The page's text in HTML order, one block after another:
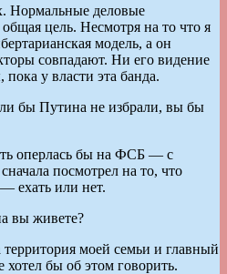
Нормальные деловые
цель. Несмотря на то что я
модель, а он
совпадают. Ни его видение
у власти эта банда.
бы Путина не избрали, вы бы
оперлась бы на ФСБ — с
посмотрел на то, что
ехать или нет.
вы живете?
моей семьи и главный
бы об этом говорить.